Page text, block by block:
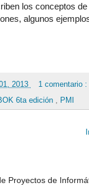
los conceptos
algunos
2013
1 comentario :
6ta edición , PMI
Proyectos de